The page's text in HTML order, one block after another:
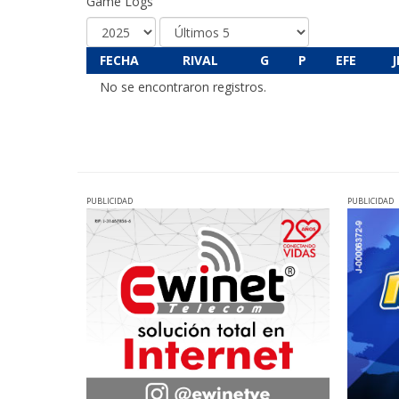
FECHA RIVAL G P EFE
No se encontraron registros.
PUBLICIDAD PUBLICIDAD